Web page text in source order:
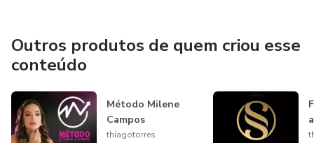
Outros produtos de quem criou esse
conteúdo
Método Milene
Campos
thiagotorres